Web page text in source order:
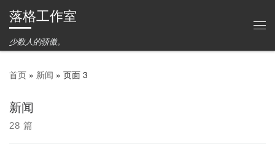
Skip to content
落格工作室
少数人的骄傲。
首页 » 新闻 » 页面 3
新闻
28 篇